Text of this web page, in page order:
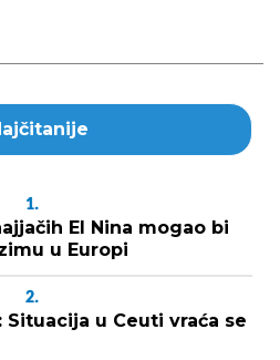
1.
El Nina mogao bi
u Europi
2.
u Ceuti vraća se